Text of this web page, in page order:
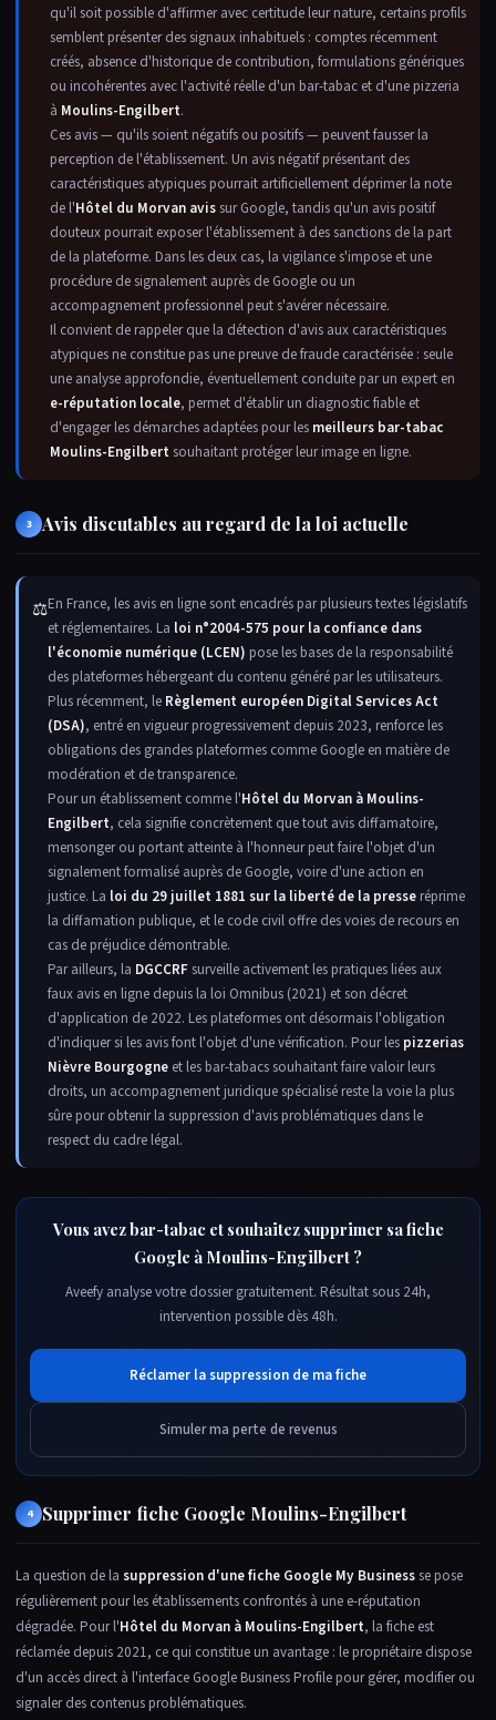
qu'il soit possible d'affirmer avec certitude leur nature, certains profils
semblent présenter des signaux inhabituels : comptes récemment
créés, absence d'historique de contribution, formulations génériques
ou incohérentes avec l'activité réelle d'un bar-tabac et d'une pizzeria
à Moulins-Engilbert.
Ces avis — qu'ils soient négatifs ou positifs — peuvent fausser la
perception de l'établissement. Un avis négatif présentant des
caractéristiques atypiques pourrait artificiellement déprimer la note
de l'Hôtel du Morvan avissur Google, tandis qu'un avis positif
douteux pourrait exposer l'établissement à des sanctions de la part
de la plateforme. Dans les deux cas, la vigilance s'impose et une
procédure de signalement auprès de Google ou un
accompagnement professionnel peut s'avérer nécessaire.
Il convient de rappeler que la détection d'avis aux caractéristiques
atypiques ne constitue pas une preuve de fraude caractérisée : seule
une analyse approfondie, éventuellement conduite par un expert en
e-réputation locale, permet d'établir un diagnostic fiable et
d'engager les démarches adaptées pour les meilleurs bar-tabac
Moulins-Engilbert souhaitant protéger leur image en ligne.
3 Avis discutables au regard de la loi actuelle
⚖En France, les avis en ligne sont encadrés par plusieurs textes législatifs
et réglementaires. La loi n°2004-575 pour la confiance dans
l'économie numérique (LCEN) pose les bases de la responsabilité
des plateformes hébergeant du contenu généré par les utilisateurs.
Plus récemment, le Règlement européen Digital Services Act
(DSA), entré en vigueur progressivement depuis 2023, renforce les
obligations des grandes plateformes comme Google en matière de
modération et de transparence.
Pour un établissement comme l'Hôtel du Morvan à Moulins-
Engilbert, cela signifie concrètement que tout avis diffamatoire,
mensonger ou portant atteinte à l'honneur peut faire l'objet d'un
signalement formalisé auprès de Google, voire d'une action en
justice. La loi du 29 juillet 1881 sur la liberté de la presse réprime
la diffamation publique, et le code civil offre des voies de recours en
cas de préjudice démontrable.
Par ailleurs, la DGCCRFsurveille activement les pratiques liées aux
faux avis en ligne depuis la loi Omnibus (2021) et son décret
d'application de 2022. Les plateformes ont désormais l'obligation
d'indiquer si les avis font l'objet d'une vérification. Pour les pizzerias
Nièvre Bourgogne et les bar-tabacs souhaitant faire valoir leurs
droits, un accompagnement juridique spécialisé reste la voie la plus
sûre pour obtenir la suppression d'avis problématiques dans le
respect du cadre légal.
Vous avez bar-tabac et souhaitez supprimer sa fiche
Google à Moulins-Engilbert ?
Aveefy analyse votre dossier gratuitement. Résultat sous 24h,
intervention possible dès 48h.
Réclamer la suppression de ma fiche
Simuler ma perte de revenus
4 Supprimer fiche Google Moulins-Engilbert
La question de la suppression d'une fiche Google My Businessse pose
régulièrement pour les établissements confrontés à une e-réputation
dégradée. Pour l'Hôtel du Morvan à Moulins-Engilbert, la fiche est
réclamée depuis 2021, ce qui constitue un avantage : le propriétaire dispose
d'un accès direct à l'interface Google Business Profile pour gérer, modifier ou
signaler des contenus problématiques.